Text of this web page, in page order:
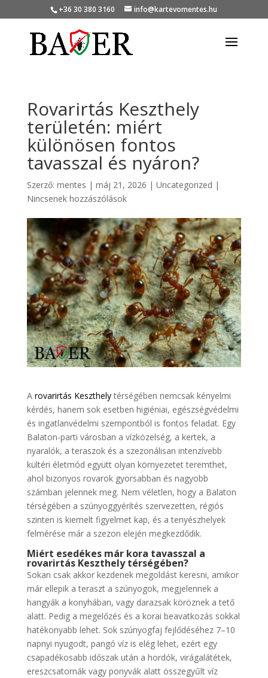
+36 30 380 3160 info@kartevomentes.hu
Rovarirtás Keszthely
területén: miért
különösen fontos
tavasszal és nyáron?
Szerző: mentes | máj 21, 2026 | Uncategorized |
Nincsenek hozzászólások
A rovarirtás Keszthelytérségében nemcsak kényelmi
kérdés, hanem sok esetben higiéniai, egészségvédelmi
és ingatlanvédelmi szempontból is fontos feladat. Egy
Balaton-parti városban a vízközelség, a kertek, a
nyaralók, a teraszok és a szezonálisan intenzívebb
kültéri életmód együtt olyan környezetet teremthet,
ahol bizonyos rovarok gyorsabban és nagyobb
számban jelennek meg. Nem véletlen, hogy a Balaton
térségében a szúnyoggyérítés szervezetten, régiós
szinten is kiemelt figyelmet kap, és a tenyészhelyek
felmérése már a szezon elején megkezdődik.
Miért esedékes már kora tavasszal a
rovarirtás Keszthely térségében?
Sokan csak akkor kezdenek megoldást keresni, amikor
már ellepik a teraszt a szúnyogok, megjelennek a
hangyák a konyhában, vagy darazsak köröznek a tető
alatt. Pedig a megelőzés és a korai beavatkozás sokkal
hatékonyabb lehet. Sok szúnyogfaj fejlődéséhez 7–10
napnyi nyugodt, pangó víz is elég lehet, ezért egy
csapadékosabb időszak után a hordók, virágalátétek,
ereszcsatornák vagy ponyvák alatt összegyűlt víz